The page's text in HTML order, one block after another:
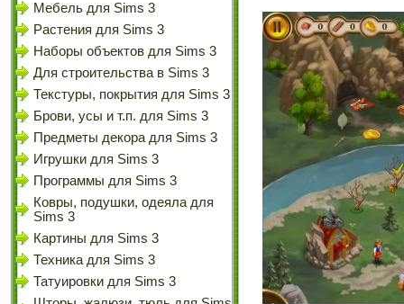
Мебель для Sims 3
Растения для Sims 3
Наборы объектов для Sims 3
Для строительства в Sims 3
Текстуры, покрытия для Sims 3
Брови, усы и т.п. для Sims 3
Предметы декора для Sims 3
Игрушки для Sims 3
Программы для Sims 3
Ковры, подушки, одеяла для
Sims 3
Картины для Sims 3
Техника для Sims 3
Татуировки для Sims 3